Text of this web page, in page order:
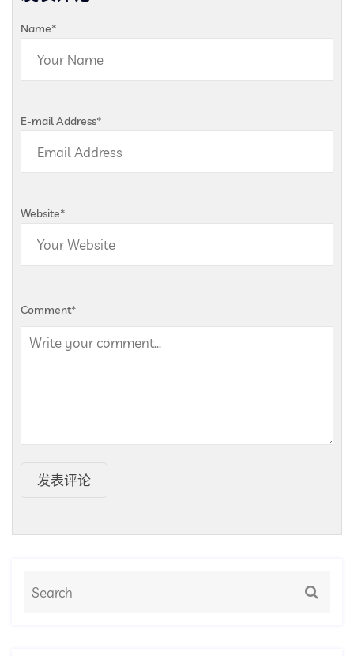
Name*
E-mail Address*
Website*
Comment*
发表评论